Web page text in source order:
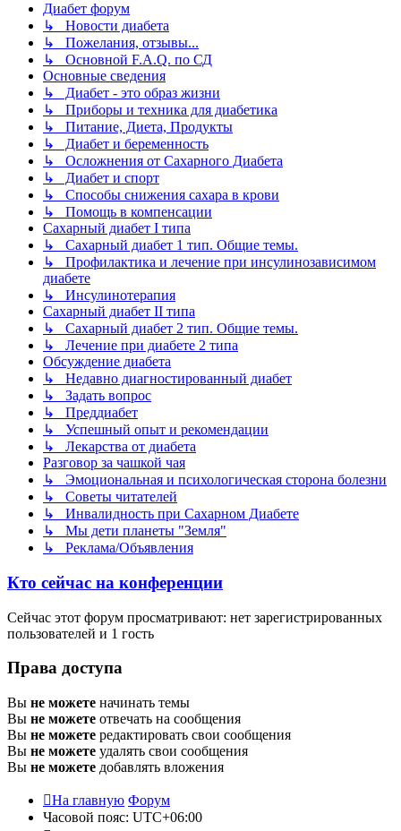
Диабет форум
↳ Новости диабета
↳ Пожелания, отзывы...
↳ Основной F.A.Q. по СД
Основные сведения
↳ Диабет - это образ жизни
↳ Приборы и техника для диабетика
↳ Питание, Диета, Продукты
↳ Диабет и беременность
↳ Осложнения от Сахарного Диабета
↳ Диабет и спорт
↳ Способы снижения сахара в крови
↳ Помощь в компенсации
Сахарный диабет I типа
↳ Сахарный диабет 1 тип. Общие темы.
↳ Профилактика и лечение при инсулинозависимом
диабете
↳ Инсулинотерапия
Сахарный диабет II типа
↳ Сахарный диабет 2 тип. Общие темы.
↳ Лечение при диабете 2 типа
Обсуждение диабета
↳ Недавно диагностированный диабет
↳ Задать вопрос
↳ Преддиабет
↳ Успешный опыт и рекомендации
↳ Лекарства от диабета
Разговор за чашкой чая
↳ Эмоциональная и психологическая сторона болезни
↳ Советы читателей
↳ Инвалидность при Сахарном Диабете
↳ Мы дети планеты "Земля"
↳ Реклама/Объявления
Кто сейчас на конференции
Сейчас этот форум просматривают: нет зарегистрированных
пользователей и 1 гость
Права доступа
Вы не можете начинать темы
Вы не можете отвечать на сообщения
Вы не можете редактировать свои сообщения
Вы не можете удалять свои сообщения
Вы не можете добавлять вложения
На главную Форум
Часовой пояс: UTC+06:00